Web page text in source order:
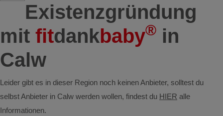
Existenzgründung
mit fitdankbaby® in
Calw
Leider gibt es in dieser Region noch keinen Anbieter, solltest du
selbst Anbieter in Calw werden wollen, findest du HIER alle
Informationen.